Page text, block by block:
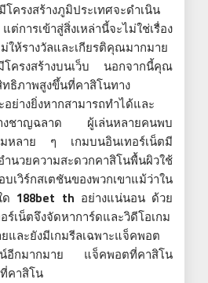
ครงสร้างภูมิประเทศจะดำเนิน
ต่การเข้าสู่สิ่งเหล่านี้จะไม่ใช่เรื่อง
ให้รางวัลและเกียรติคุณมากมาย
โครงสร้างบนเว็บ นอกจากนี้คุณ
ธิภาพสูงขึ้นที่คาสิโนทาง
อย่างยิ่งหากสามารถทำได้และ
างชาญฉลาด ผู้เล่นหลายคนพบ
มหลาย ๆ เกมบนอินเทอร์เน็ตมี
นวยความสะดวกคาสิโนพื้นผิวใช้
เวิร์กสเตชันของพวกเขาแม้ว่าใน
188bet th อย่างแน่นอน ด้วย
ร์เน็ตจึงจัดหาการ์ดและวิดีโอเกม
และยังมีเกมรีลเฉพาะแจ็คพอต
น์อีกมากมาย แจ็คพอตที่คาสิโน
คาสิโน